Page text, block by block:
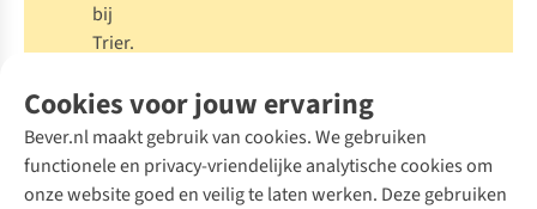
bij
Trier.
Mullerthal
Trail,
Luxemburg:
maak
Cookies voor jouw ervaring
Bever.nl maakt gebruik van cookies. We gebruiken
functionele en privacy-vriendelijke analytische cookies om
onze website goed en veilig te laten werken. Deze gebruiken